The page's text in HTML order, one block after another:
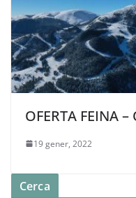
OFERTA FEINA
19 gener, 2022
Cerca